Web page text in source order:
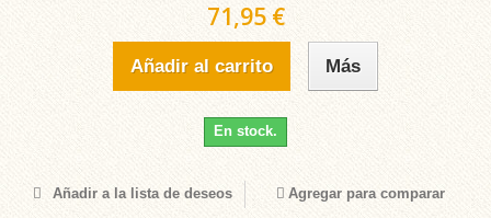
71,95 €
Añadir al carrito Más
En stock.
Añadir a la lista de deseos Agregar para comparar